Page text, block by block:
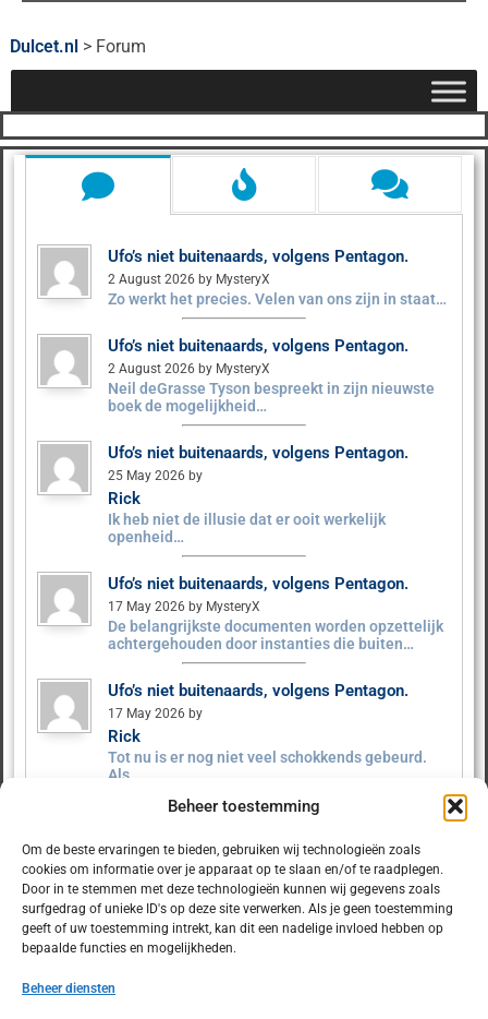
Beheer toestemming
Om de beste ervaringen te bieden, gebruiken wij technologieën zoals
cookies om informatie over je apparaat op te slaan en/of te raadplegen.
Door in te stemmen met deze technologieën kunnen wij gegevens zoals
surfgedrag of unieke ID's op deze site verwerken. Als je geen toestemming
geeft of uw toestemming intrekt, kan dit een nadelige invloed hebben op
bepaalde functies en mogelijkheden.
Beheer diensten
Dulcet.nl > Forum
Ufo’s niet buitenaards, volgens Pentagon.
2 August 2026 by MysteryX
Zo werkt het precies. Velen van ons zijn in staat…
Ufo’s niet buitenaards, volgens Pentagon.
2 August 2026 by MysteryX
Neil deGrasse Tyson bespreekt in zijn nieuwste
boek de mogelijkheid…
Ufo’s niet buitenaards, volgens Pentagon.
25 May 2026 by
Rick
Ik heb niet de illusie dat er ooit werkelijk
openheid…
Ufo’s niet buitenaards, volgens Pentagon.
17 May 2026 by MysteryX
De belangrijkste documenten worden opzettelijk
achtergehouden door instanties die buiten…
Ufo’s niet buitenaards, volgens Pentagon.
17 May 2026 by
Rick
Tot nu is er nog niet veel schokkends gebeurd.
Als…
Ufo’s niet buitenaards, volgens Pentagon.
9 May 2026 by MysteryX
Het Pentagon heeft ruim 160 UFO‑dossiers
vrijgegeven. Er zijn geen…